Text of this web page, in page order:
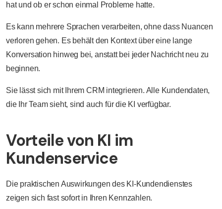
hat und ob er schon einmal Probleme hatte.
Es kann mehrere Sprachen verarbeiten, ohne dass Nuancen
verloren gehen. Es behält den Kontext über eine lange
Konversation hinweg bei, anstatt bei jeder Nachricht neu zu
beginnen.
Sie lässt sich mit Ihrem CRM integrieren. Alle Kundendaten,
die Ihr Team sieht, sind auch für die KI verfügbar.
Vorteile von KI im
Kundenservice
Die praktischen Auswirkungen des KI-Kundendienstes
zeigen sich fast sofort in Ihren Kennzahlen.